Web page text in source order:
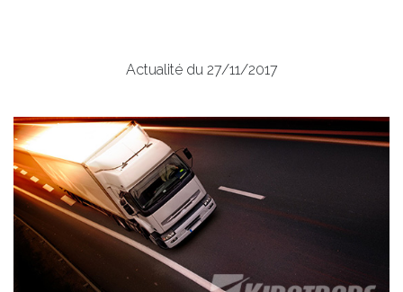
Actualité du 27/11/2017